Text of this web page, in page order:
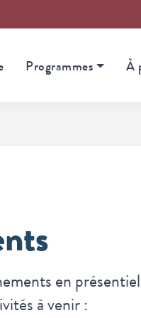
Programmes À
en
à venir :